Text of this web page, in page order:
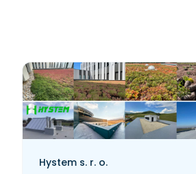
Auto-Moto > Čerpacie
stanice, pohonné hmoty
apod.
Auto-Moto > Motocykle
Auto-Moto > Motocykle -
bazary
Auto-Moto > Motocykle -
Hystem s. r. o.